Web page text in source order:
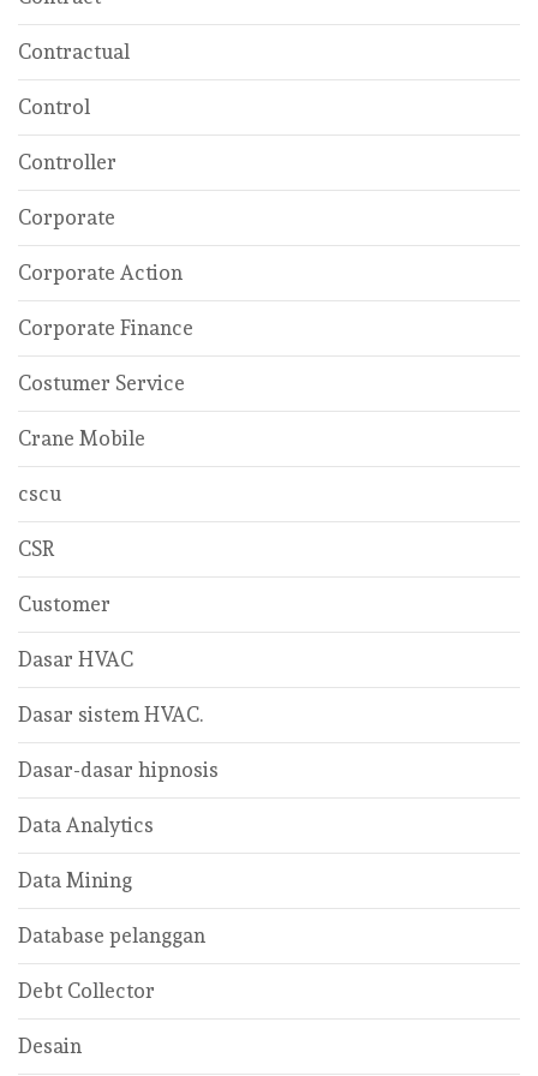
Contractual
Control
Controller
Corporate
Corporate Action
Corporate Finance
Costumer Service
Crane Mobile
cscu
CSR
Customer
Dasar HVAC
Dasar sistem HVAC.
Dasar-dasar hipnosis
Data Analytics
Data Mining
Database pelanggan
Debt Collector
Desain